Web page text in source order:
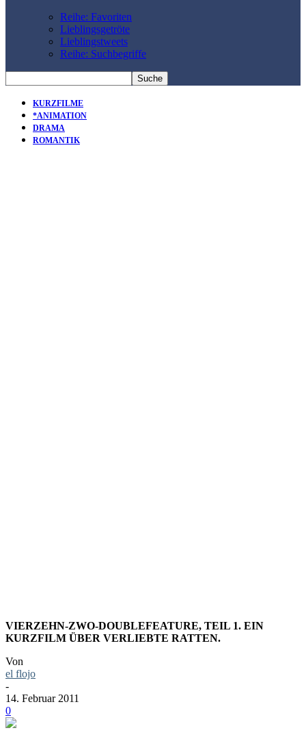
Reihe: Favoriten
Lieblingsgetröte
Lieblingstweets
Reihe: Suchbegriffe
KURZFILME
*ANIMATION
DRAMA
ROMANTIK
VIERZEHN-ZWO-DOUBLEFEATURE, TEIL 1. EIN
KURZFILM ÜBER VERLIEBTE RATTEN.
Von
el flojo
-
14. Februar 2011
0